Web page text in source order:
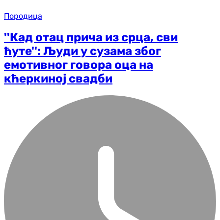
Породица
''Кад отац прича из срца, сви
ћуте'': Људи у сузама због
емотивног говора оца на
кћеркиној свадби